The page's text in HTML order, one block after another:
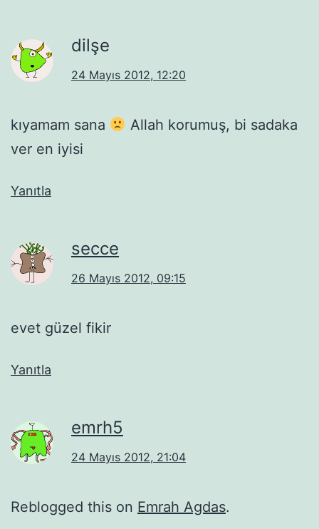
dilşe
24 Mayıs 2012, 12:20
kıyamam sana
Allah korumuş, bi sadaka
ver en iyisi
Yanıtla
secce
26 Mayıs 2012, 09:15
evet güzel fikir
Yanıtla
emrh5
24 Mayıs 2012, 21:04
Reblogged this on Emrah Agdas.